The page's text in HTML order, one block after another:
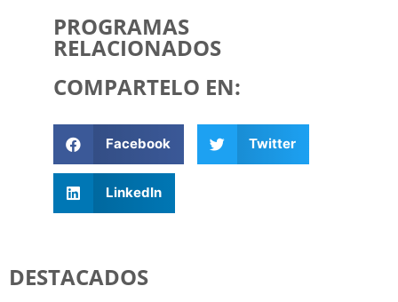
PROGRAMAS
RELACIONADOS
COMPARTELO EN:
Facebook Twitter
LinkedIn
DESTACADOS